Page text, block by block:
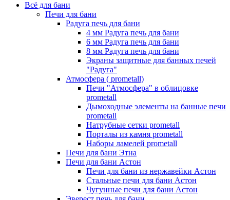
Всё для бани
Печи для бани
Радуга печь для бани
4 мм Радуга печь для бани
6 мм Радуга печь для бани
8 мм Радуга печь для бани
Экраны защитные для банных печей
"Радуга"
Атмосфера ( prometall)
Печи "Атмосфера" в облицовке
prometall
Дымоходные элементы на банные печи
prometall
Натрубные сетки prometall
Порталы из камня prometall
Наборы ламелей prometall
Печи для бани Этна
Печи для бани Астон
Печи для бани из нержавейки Астон
Стальные печи для бани Астон
Чугунные печи для бани Астон